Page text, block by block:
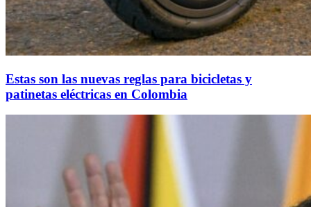
Estas son las nuevas reglas para bicicletas y
patinetas eléctricas en Colombia